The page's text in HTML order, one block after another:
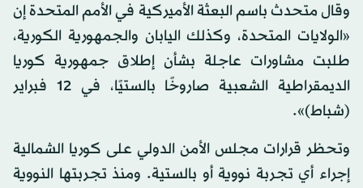
وقال متحدث باسم البعثة الأميركية في الأمم المتحدة إن
«الولايات المتحدة، وكذلك اليابان والجمهورية الكورية،
طلبت مشاورات عاجلة بشأن إطلاق جمهورية كوريا
الديمقراطية الشعبية صاروخًا بالستيًا، في 12 فبراير
(شباط)».
وتحظر قرارات مجلس الأمن الدولي على كوريا الشمالية
إجراء أي تجربة نووية أو بالستية. ومنذ تجربتها النووية